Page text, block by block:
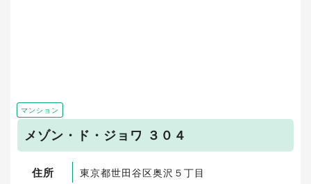
マンション
メゾン・ド・ジョワ ３０４
住所 東京都世田谷区奥沢５丁目